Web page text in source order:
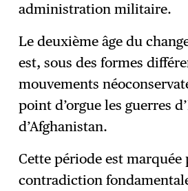
administration militaire.
Le deuxième âge du
est, sous des formes
mouvements
point d’orgue les guerres
d’Afghanistan.
Cette période est marquée
contradiction